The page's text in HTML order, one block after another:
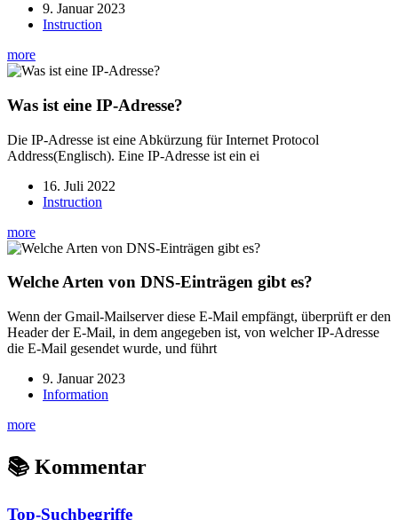
9. Januar 2023
Instruction
more
Was ist eine IP-Adresse?
Die IP-Adresse ist eine Abkürzung für Internet Protocol
Address(Englisch). Eine IP-Adresse ist ein ei
16. Juli 2022
Instruction
more
Welche Arten von DNS-Einträgen gibt es?
Wenn der Gmail-Mailserver diese E-Mail empfängt, überprüft er den
Header der E-Mail, in dem angegeben ist, von welcherIP-Adresse
die E-Mail gesendet wurde, und führt
9. Januar 2023
Information
more
📚 Kommentar
Top-Suchbegriffe